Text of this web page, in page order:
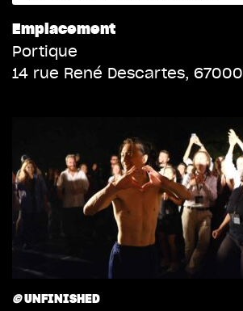
Télécharger ICS
Emplacement
Portique
14 rue René Descartes, 67000
©UNFINISHED